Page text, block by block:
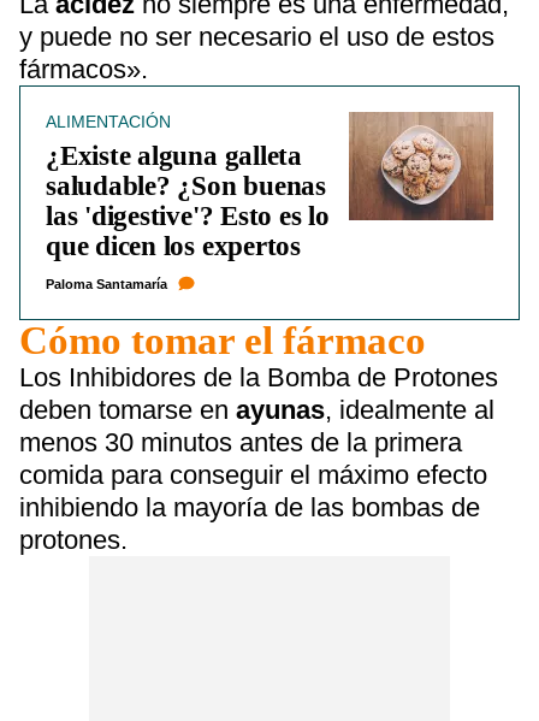
y puede no ser necesario el uso de estos
fármacos».
ALIMENTACIÓN
¿Existe alguna galleta
saludable? ¿Son buenas
las 'digestive'? Esto es lo
que dicen los expertos
Paloma Santamaría
Cómo tomar el fármaco
Los Inhibidores de la Bomba de Protones
deben tomarse en ayunas, idealmente al
menos 30 minutos antes de la primera
comida para conseguir el máximo efecto
inhibiendo la mayoría de las bombas de
protones.